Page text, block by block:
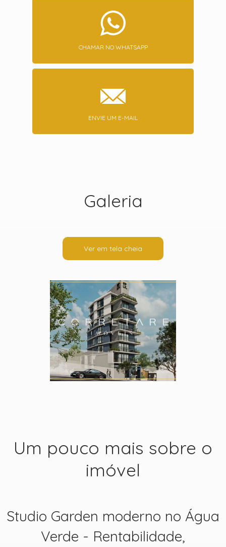
CHAMAR NO WHATSAPP
ENVIE UM E-MAIL
Galeria
Ver em tela cheia
Um pouco mais sobre o
imóvel
Studio Garden moderno no Água
Verde - Rentabilidade,